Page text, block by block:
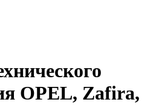
OPEL, Zafira,